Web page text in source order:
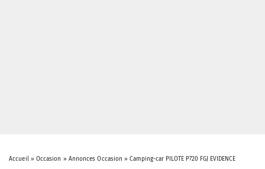
Accueil» Occasion » Annonces Occasion »Camping-car PILOTE P720 FGJ EVIDENCE